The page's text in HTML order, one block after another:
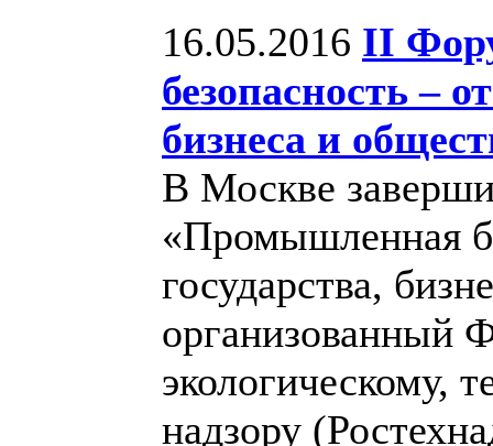
16.05.2016 II
безопасность –
бизнеса и
В Москве
«Промышленная
государства,
организованный
экологическому,
надзору